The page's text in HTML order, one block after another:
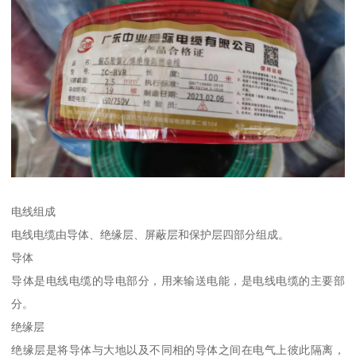
电线组成
电线电缆由导体、绝缘层、屏蔽层和保护层四部分组成。
导体
导体是电线电缆的导电部分，用来输送电能，是电线电缆的主要部
分。
绝缘层
绝缘层是将导体与大地以及不同相的导体之间在电气上彼此隔离，